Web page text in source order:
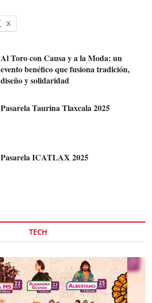
X
Al Toro con Causa y a la Moda: un
evento benéfico que fusiona tradición,
diseño y solidaridad
Pasarela Taurina Tlaxcala 2025
Pasarela ICATLAX 2025
TECH